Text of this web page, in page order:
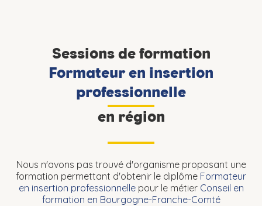
Sessions de formation
Formateur en insertion
professionnelle
en région
Nous n'avons pas trouvé d'organisme proposant une
formation permettant d'obtenir le diplôme Formateur
en insertion professionnellepour le métier Conseil en
formation en Bourgogne-Franche-Comté